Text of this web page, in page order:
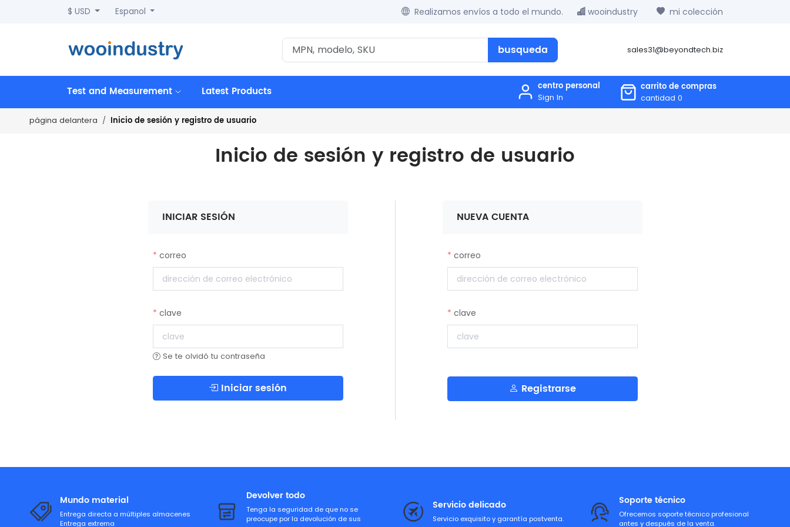
$ USD Espanol Realizamos envíos a todo el mundo. wooindustry mi colección
busqueda sales31@beyondtech.biz
Test and Measurement Latest Products centro personal
Sign In
carrito de compras
cantidad 0
página delantera Inicio de sesión y registro de usuario
Inicio de sesión y registro de usuario
INICIAR SESIÓN
correo
clave
Se te olvidó tu contraseña
Iniciar sesión
NUEVA CUENTA
correo
clave
Registrarse
Mundo material
Entrega directa a múltiples almacenes
Entrega extrema
Devolver todo
Tenga la seguridad de que no se
preocupe por la devolución de sus
Servicio delicado
Servicio exquisito y garantía postventa.
Soporte técnico
Ofrecemos soporte técnico profesional
antes y después de la venta.